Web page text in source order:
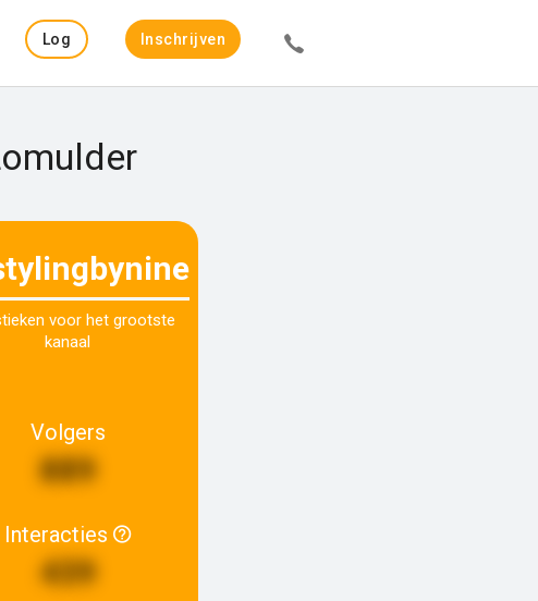
Log
Inschrijven
voor het grootste
kanaal
Volgers
889
Interacties
439